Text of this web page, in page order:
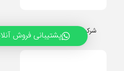
شرکت روناک پروتیینپشتیبانی فروش